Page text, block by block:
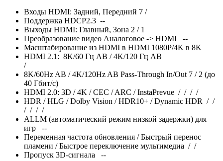
Входы HDMI: Задний, Передний 7 /
Поддержка HDCP2.3 --
Выходы HDMI: Главный, Зона 2 / 1
Преобразование видео Аналоговое -> HDMI --
Масштабирование из HDMI в HDMI 1080P/4K в 8K
HDMI 2.1: 8K/60 Гц AB / 4K/120 Гц AB
/
8K/60Hz AB / 4K/120Hz AB Pass-Through In/Out 7 / 2 (до
40 Гбит/с)
HDMI 2.0: 3D / 4K / CEC / ARC / InstaPrevue / / / /
HDR / HLG / Dolby Vision / HDR10+ / Dynamic HDR / /
/ / / /
ALLM (автоматический режим низкой задержки) для
игр --
Переменная частота обновления / Быстрый перенос
пламени / Быстрое переключение мультимедиа / /
Пропуск 3D-сигнала --